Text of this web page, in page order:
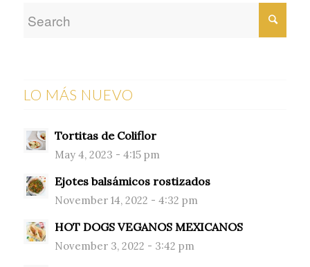
LO MÁS NUEVO
Tortitas de Coliflor
May 4, 2023 - 4:15 pm
Ejotes balsámicos rostizados
November 14, 2022 - 4:32 pm
HOT DOGS VEGANOS MEXICANOS
November 3, 2022 - 3:42 pm